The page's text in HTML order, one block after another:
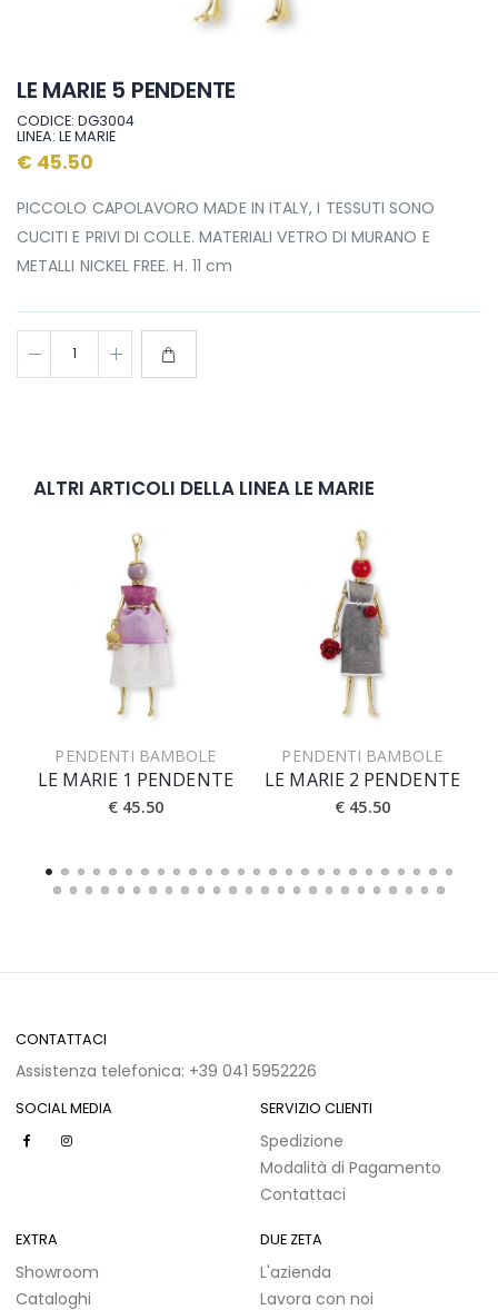
LE MARIE 5 PENDENTE
CODICE: DG3004
LINEA: LE MARIE
€ 45.50
PICCOLO CAPOLAVORO MADE IN ITALY, I TESSUTI SONO
CUCITI E PRIVI DI COLLE. MATERIALI VETRO DI MURANO E
METALLI NICKEL FREE. H. 11 cm
ALTRI ARTICOLI DELLA LINEA LE MARIE
PENDENTI BAMBOLE
LE MARIE 1 PENDENTE
€ 45.50
PENDENTI BAMBOLE
LE MARIE 2 PENDENTE
€ 45.50
CONTATTACI
Assistenza telefonica: +39 041 5952226
SOCIAL MEDIA SERVIZIO CLIENTI
Spedizione
Modalità di Pagamento
Contattaci
EXTRA
Showroom
Cataloghi
DUE ZETA
L'azienda
Lavora con noi